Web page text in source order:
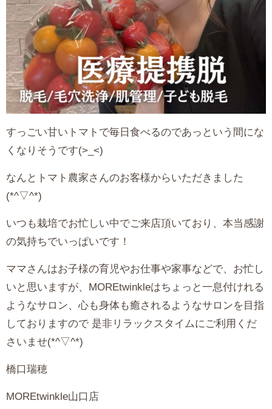
すっごい甘いトマトで毎日食べるのであっという間にな
くなりそうです(>_<)
なんとトマト農家さんのお客様からいただきました
(*^▽^*)
いつも栽培でお忙しい中でご来店頂いており、本当感謝
の気持ちでいっぱいです！
ママさんはお子様の育児やお仕事や家事などで、お忙し
いと思いますが、MOREtwinkleはちょっと一息付けれる
ようなサロン、心も身体も癒されるようなサロンを目指
しておりますので 是非リラックスタイムにご利用くだ
さいませ(*^▽^*)
橋口瑞穂
MOREtwinkle山口店